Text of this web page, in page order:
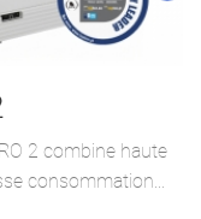
2 combine haute
consommation...